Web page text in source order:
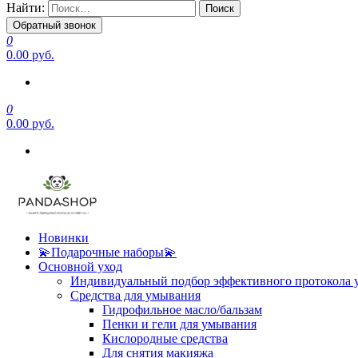
Найти:
Обратный звонок
0
0.00 руб.
0
0.00 руб.
Новинки
💫Подарочные наборы💫
Основной уход
Индивидуальный подбор эффективного протокола
Средства для умывания
Гидрофильное масло/бальзам
Пенки и гели для умывания
Кислородные средства
Для снятия макияжа